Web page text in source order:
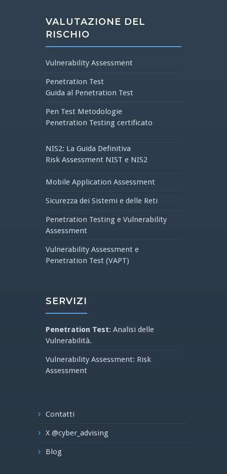
VALUTAZIONE DEL
RISCHIO
Vulnerability Assessment
Penetration Test
Guida al Penetration Test
Pen Test Metodologie
Penetration Testing certificato
NIS2: La Guida Definitiva
Risk Assessment NIST e NIS2
Mobile Application Assessment
Sicurezza dei Sistemi e delle Reti
Penetration Testing e Vulnerability
Assessment
Vulnerability Assessment e
Penetration Test (VAPT)
SERVIZI
Penetration Test: Analisi delle
Vulnerabilità.
Vulnerability Assessment: Risk
Assessment
Contatti
X @cyber_advising
Blog